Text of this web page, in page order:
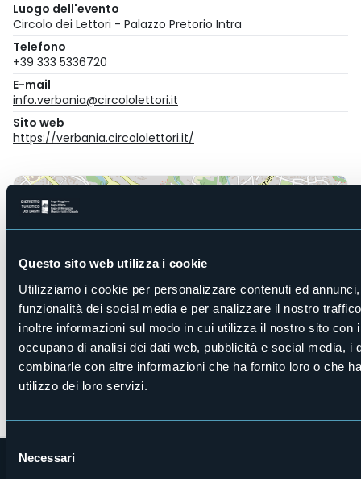
Questo sito web utilizza i cookie
Utilizziamo i cookie per personalizzare contenuti ed
funzionalità dei social media e per analizzare il nostro
inoltre informazioni sul modo in cui utilizza il nostro sito con
occupano di analisi dei dati web, pubblicità e social media, i
combinarle con altre informazioni che ha fornito loro o che
utilizzo dei loro servizi.
Selezione
delNecessari
Luogo dell'evento
Circolo dei Lettori - Palazzo Pretorio Intra
Telefono
+39 333 5336720
E-mail
info.verbania@circololettori.it
Sito web
https://verbania.circololettori.it/
Piazza Ranzoni 53/59, Intra
Apri mappa